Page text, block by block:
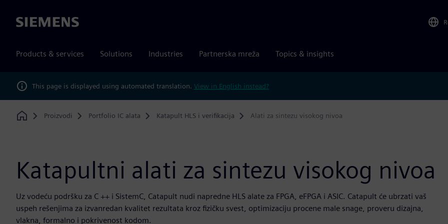
Siemens
Products & services Solutions Industries Partnerska mreža Topics & insights
This page is displayed using automated translation. View in English instead?
Home
Proizvodi Portfolio IC alata Katapult HLS i verifikacija Alati za sintezu visokog nivoa
Katapultni alati za sintezu visokog nivoa
Uz vodeću podršku za C ++ i SistemC, Catapult nudi napredne HLS alate za FPGA, eFPGA i ASIC. Catapult će ubrzati vaš
uspeh rešenjima za izvanredan kvalitet rezultata kroz fizičku svest, optimizaciju procene male snage, proveru dizajna,
vlakna, formalno i pokrivenost kodom.